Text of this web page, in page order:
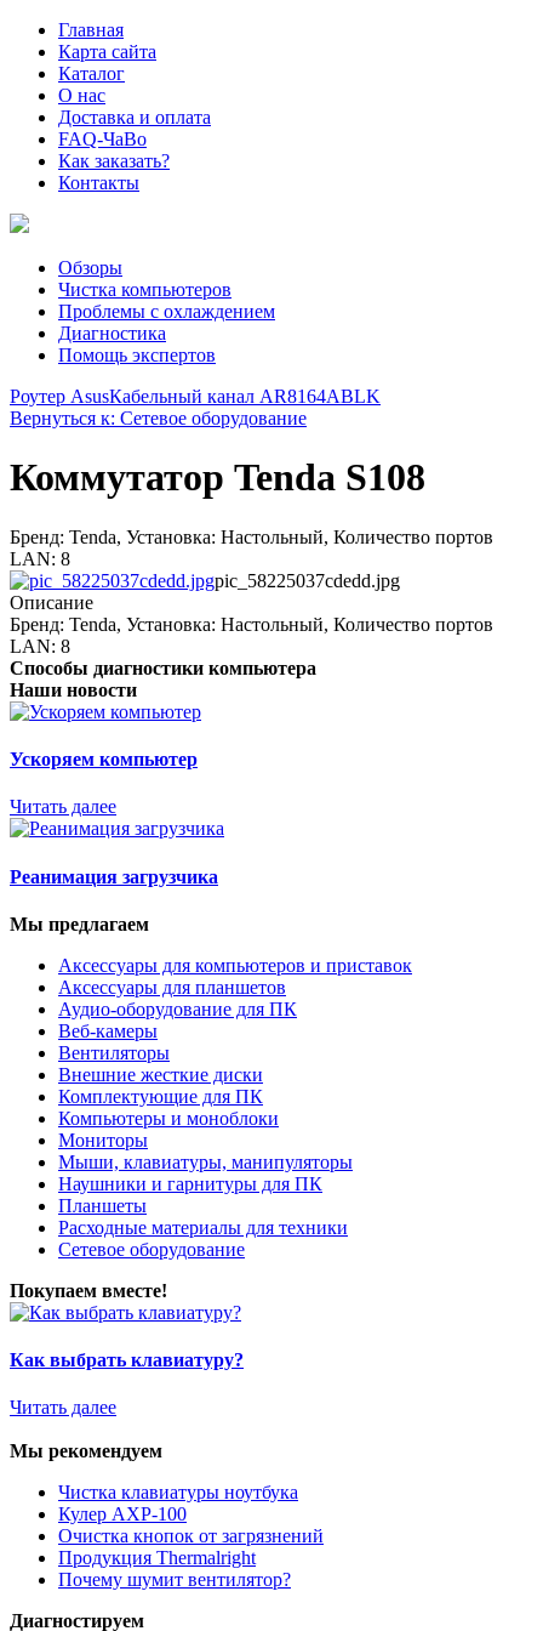
Главная
Карта сайта
Каталог
О нас
Доставка и оплата
FAQ-ЧаВо
Как заказать?
Контакты
Обзоры
Чистка компьютеров
Проблемы с охлаждением
Диагностика
Помощь экспертов
Роутер AsusКабельный канал AR8164ABLK
Вернуться к: Сетевое оборудование
Коммутатор Tenda S108
Бренд: Tenda, Установка: Настольный, Количество портов
LAN: 8
pic_58225037cdedd.jpg
Описание
Бренд: Tenda, Установка: Настольный, Количество портов
LAN: 8
Способы диагностики компьютера
Наши новости
Ускоряем компьютер
Читать далее
Реанимация загрузчика
Мы предлагаем
Аксессуары для компьютеров и приставок
Аксессуары для планшетов
Аудио-оборудование для ПК
Веб-камеры
Вентиляторы
Внешние жесткие диски
Комплектующие для ПК
Компьютеры и моноблоки
Мониторы
Мыши, клавиатуры, манипуляторы
Наушники и гарнитуры для ПК
Планшеты
Расходные материалы для техники
Сетевое оборудование
Покупаем вместе!
Как выбрать клавиатуру?
Читать далее
Мы рекомендуем
Чистка клавиатуры ноутбука
Кулер AXP-100
Очистка кнопок от загрязнений
Продукция Thermalright
Почему шумит вентилятор?
Диагностируем